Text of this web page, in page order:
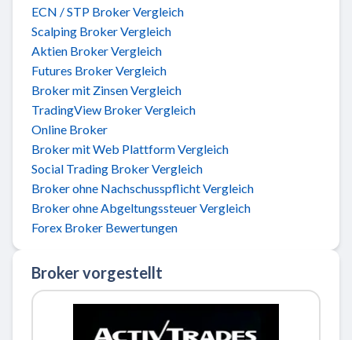
ECN / STP Broker Vergleich
Scalping Broker Vergleich
Aktien Broker Vergleich
Futures Broker Vergleich
Broker mit Zinsen Vergleich
TradingView Broker Vergleich
Online Broker
Broker mit Web Plattform Vergleich
Social Trading Broker Vergleich
Broker ohne Nachschusspflicht Vergleich
Broker ohne Abgeltungssteuer Vergleich
Forex Broker Bewertungen
Broker vorgestellt